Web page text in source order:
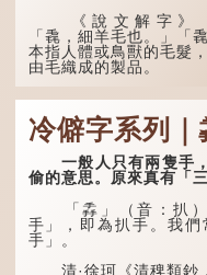
《說文解字》
「毳，細羊毛也。」「毳
本指人體或鳥獸的毛髮
由毛織成的製品。
人體表面，例如手
部位生長的細毛，也
「毳」，又叫「寒毛
「汗毛」。
醫學上，「毳毛」
個專有名詞。它指人類
童時期長出的一種細小
易注意到卻又幾乎遍布
的毛髮。毳毛的密度因
異，其長度則通常不會...
冷僻字系列｜
一般人只有兩隻手，
偷的意思。原來真有「
「掱」（音：扒）
手」，即為扒手。我
手」。
清·徐珂《清稗類鈔